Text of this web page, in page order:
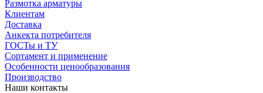
Размотка арматуры
Клиентам
Доставка
Анкекта потребителя
ГОСТы и ТУ
Сортамент и применение
Особенности ценообразования
Производство
Наши контакты